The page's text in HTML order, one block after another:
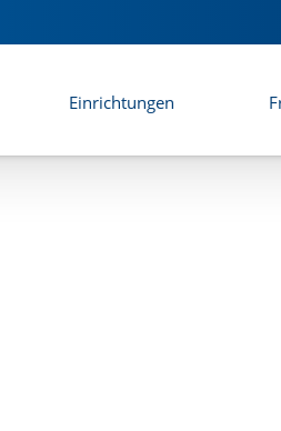
Einrichtungen